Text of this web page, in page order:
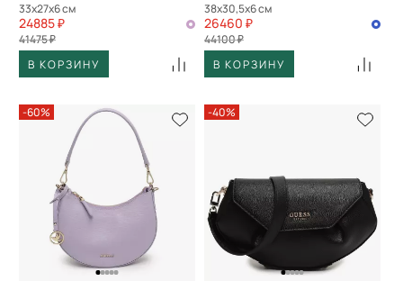
33x27x6 см
24885 ₽
41475 ₽
В КОРЗИНУ
38x30,5x6 см
26460 ₽
44100 ₽
В КОРЗИНУ
-60% -40%